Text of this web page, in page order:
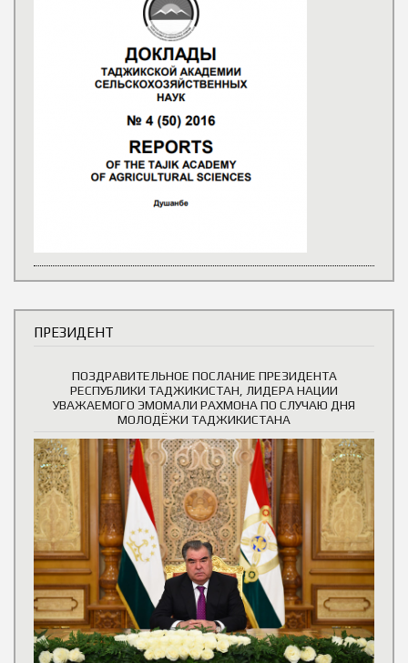
ПРЕЗИДЕНТ
ПОЗДРАВИТЕЛЬНОЕ ПОСЛАНИЕ ПРЕЗИДЕНТА
РЕСПУБЛИКИ ТАДЖИКИСТАН, ЛИДЕРА НАЦИИ
УВАЖАЕМОГО ЭМОМАЛИ РАХМОНА ПО СЛУЧАЮ ДНЯ
МОЛОДЁЖИ ТАДЖИКИСТАНА